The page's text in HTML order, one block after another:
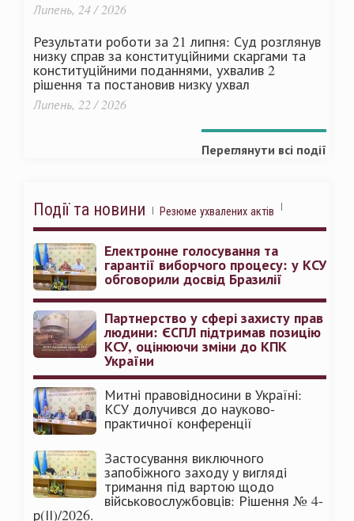
Липень, 24 / 2026
Результати роботи за 21 липня: Суд розглянув
низку справ за конституційними скаргами та
конституційними поданнями, ухвалив 2
рішення та постановив низку ухвал
Липень, 22 / 2026
Переглянути всі події
Події та новини Резюме ухвалених актів
Електронне голосування та
гарантії виборчого процесу: у КСУ
обговорили досвід Бразилії
Партнерство у сфері захисту прав
людини: ЄСПЛ підтримав позицію
КСУ, оцінюючи зміни до КПК
України
Митні правовідносини в Україні:
КСУ долучився до науково-
практичної конференції
Застосування виключного
запобіжного заходу у вигляді
тримання під вартою щодо
військовослужбовців: Рішення № 4-
р(ІІ)/2026.